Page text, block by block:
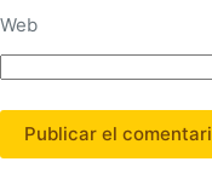
Web
Publicar el